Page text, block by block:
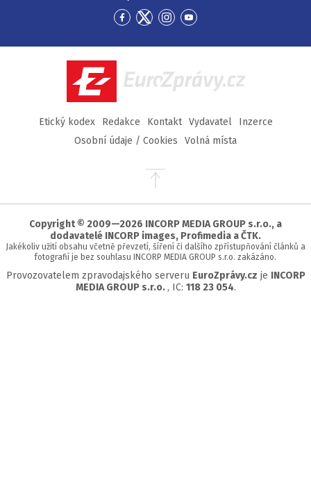
Přejít
Facebook
Přejít
Twitter
Přejít
Instagram
Přejít
YouTube
EuroZprávy.cz
Etický kodex Redakce Kontakt Vydavatel
Inzerce
Osobní údaje / Cookies
Volná místa
Přejít
stránky
Copyright © 2009—2026 INCORP MEDIA GROUP s.r.o., a
dodavatelé INCORP images, Profimedia a ČTK.
Jakékoliv užití obsahu včetně převzetí, šíření či dalšího zpřístupňování článků a
fotografií je bez souhlasu INCORP MEDIA GROUP s.r.o. zakázáno.
Provozovatelem zpravodajského serveru EuroZprávy.cz je INCORP
MEDIA GROUP s.r.o., IC: 118 23 054.